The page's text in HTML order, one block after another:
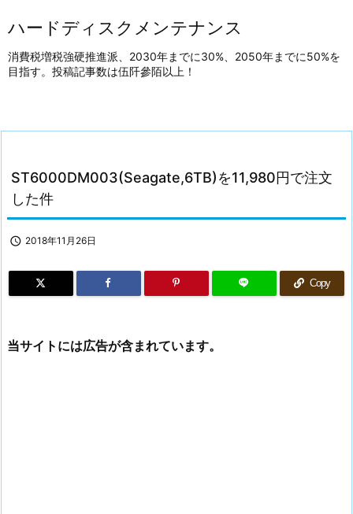
ハードディスクメンテナンス
消費税増税強硬推進派、2030年までに30%、2050年までに50%を
目指す。投稿記事数は伍阡參陌以上！
ST6000DM003(Seagate,6TB)を11,980円で注文
した件
 2018年11月26日
Copy
当サイトには広告が含まれています。